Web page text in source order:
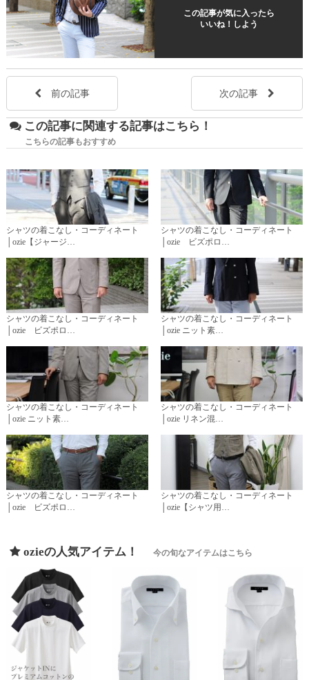
この記事が気に入ったら
いいね！しよう
前の記事 次の記事
この記事に関連する記事はこちら！
こちらの記事もおすすめ
シャツの着こなし・コーディネート
│ozie【ジャージ…
シャツの着こなし・コーディネート
│ozie ビズポロ…
シャツの着こなし・コーディネート
│ozie ビズポロ…
シャツの着こなし・コーディネート
│ozie ニット素…
シャツの着こなし・コーディネート
│ozie ニット素…
シャツの着こなし・コーディネート
│ozie リネン混…
シャツの着こなし・コーディネート
│ozie ビズポロ…
シャツの着こなし・コーディネート
│ozie【シャツ用…
ozieの人気アイテム！ 今の旬なアイテムはこちら